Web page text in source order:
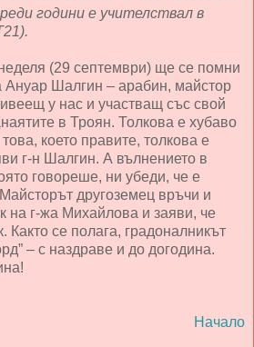
години е учителствал в
(29 септември) ще се помни
Ануар Шалгин – арабин, майстор
у нас и участващ със свой
в Троян. Толкова е хубаво
което правите, толкова е
г-н Шалгин. А вълнението в
говореше, ни убеди, че е
другоземец връчи и
на г-жа Михайлова и заяви, че
Както се полага, градоналникът
– с наздраве и до догодина.
Начало